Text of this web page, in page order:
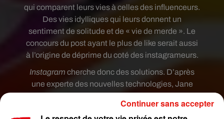
qui comparent leurs vies à celles des influenceurs.
Des vies idylliques qui leurs donnent un
sentiment de solitude et de « vie de merde ». Le
concours du post ayant le plus de like serait aussi
à l’origine de déprime du coté des instagrameurs.
Instagram cherche donc des solutions. D’après
une experte des nouvelles technologies, Jane
disparaître le nombre de « likes ». Ce qui pourrait
Continuer sans accepter